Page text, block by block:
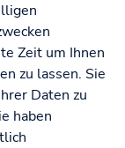
Zeit um Ihnen
zu lassen. Sie
Daten zu
haben